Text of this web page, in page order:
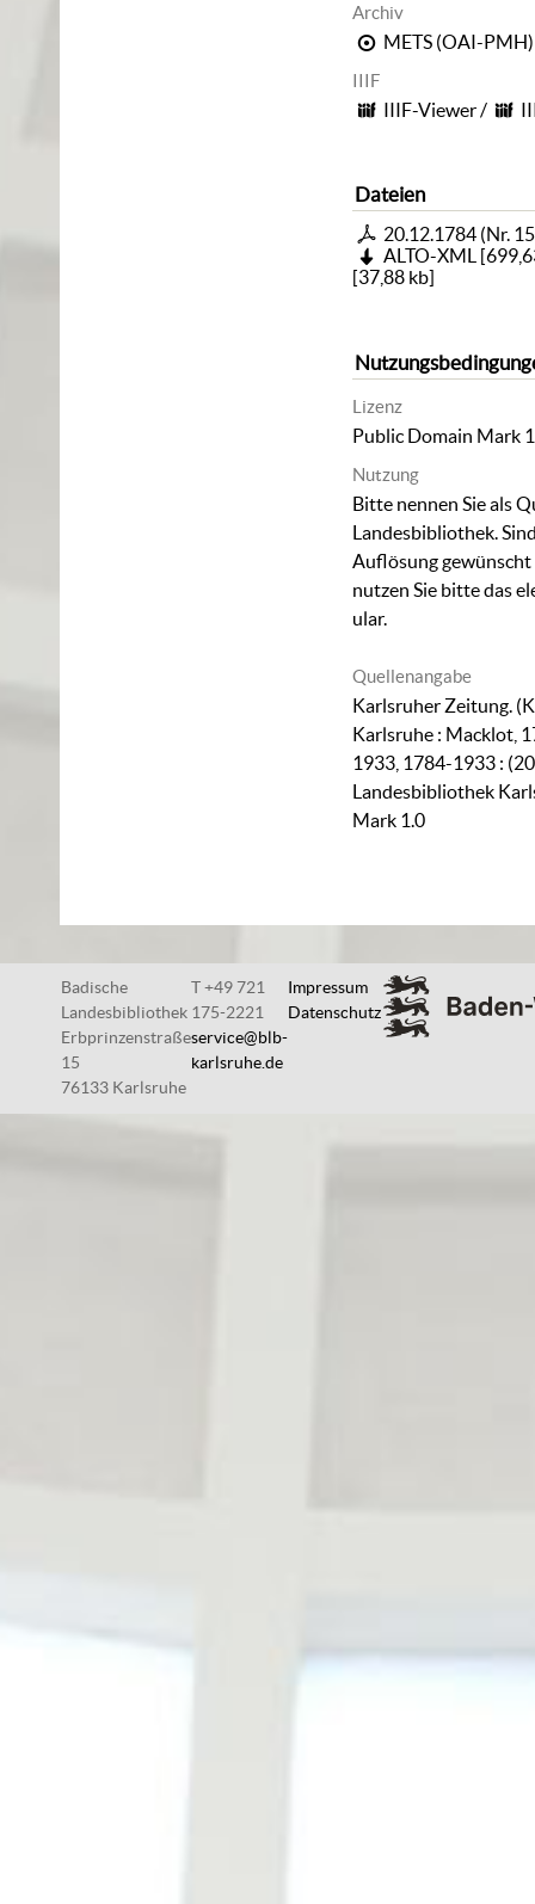
Archiv
METS (OAI-PMH)
IIIF
IIIF-Viewer/
Dateien
20.12.1784 (Nr.
ALTO-XML [
[37,88 kb]
Lizenz
Public Domain Mark
Nutzung
Bitte nennen Sie als
Landesbibliothek.
Auflösung
nutzen Sie bitte das
ular.
Quellenangabe
Karlsruher Zeitung.
Karlsruhe : Macklot,
1933, 1784-1933 :
Landesbibliothek
Mark 1.0
Badische
Landesbibliothek
Erbprinzenstraße
15
76133 Karlsruhe
T +49 721
175-2221
service@blb-
karlsruhe.de
Impressum
Datenschutz